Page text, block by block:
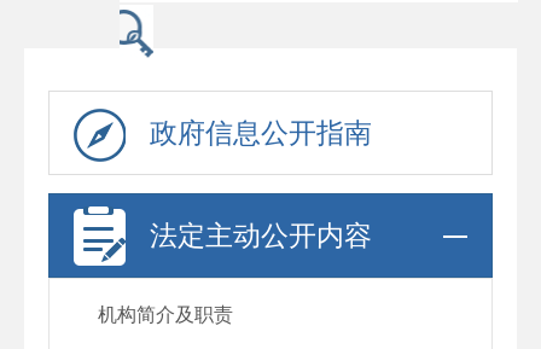
政府信息公开指南
法定主动公开内容
机构简介及职责